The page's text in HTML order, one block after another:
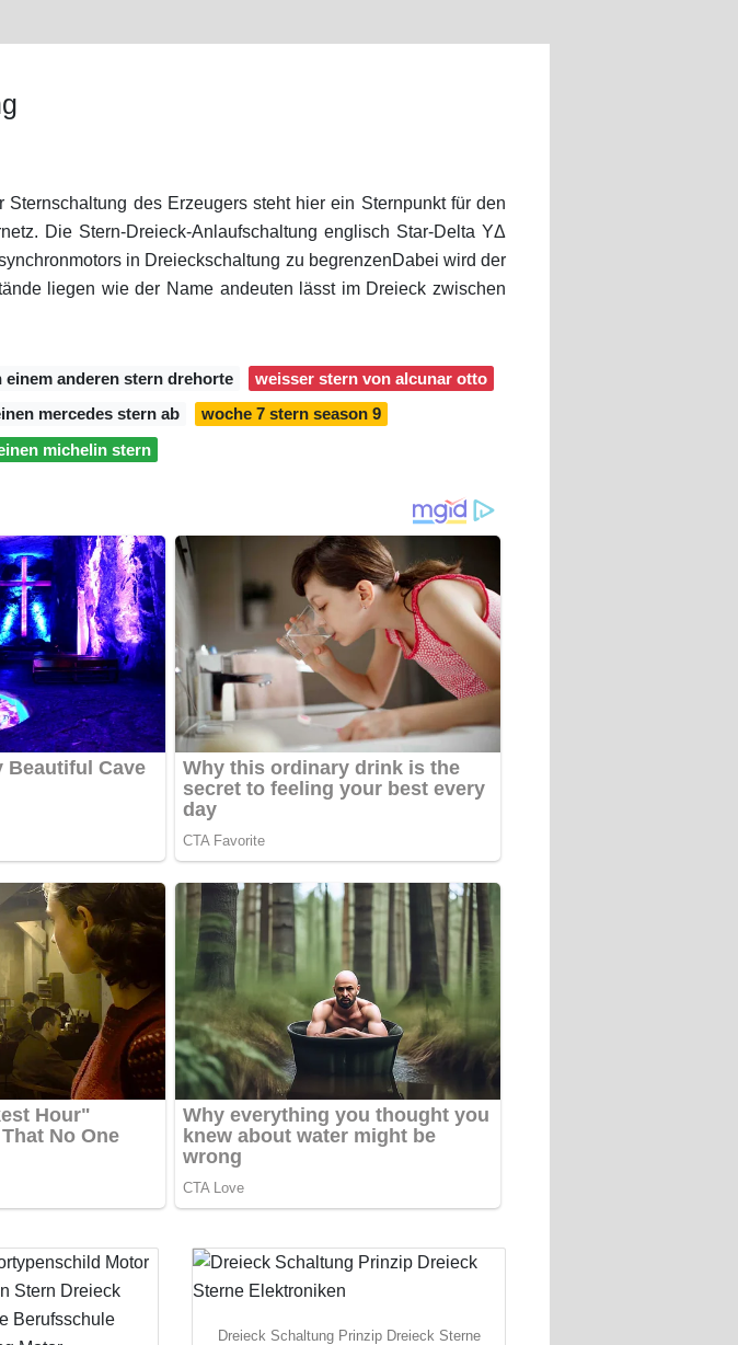
Sternschaltung des Erzeugers steht hier ein Sternpunkt für den
Die Stern-Dreieck-Anlaufschaltung englisch Star-Delta YΔ
in Dreieckschaltung zu begrenzenDabei wird der
liegen wie der Name andeuten lässt im Dreieck zwischen
einem anderen stern drehorte
weisser stern von alcunar otto
mercedes stern ab
woche 7 stern season 9
michelin stern
Dreieck Schaltung Prinzip Dreieck Sterne